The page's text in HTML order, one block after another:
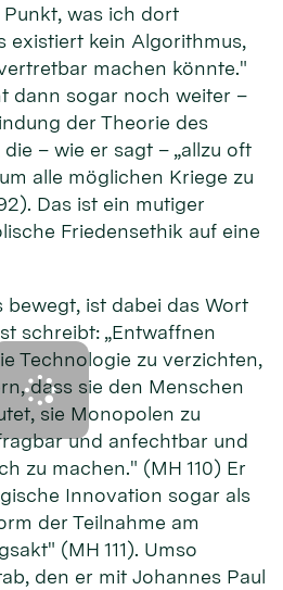
was ich dort
existiert kein Algorithmus,
machen könnte."
dann sogar noch weiter –
der Theorie des
– wie er sagt – „allzu oft
alle möglichen Kriege zu
Das ist ein mutiger
Friedensethik auf eine
bewegt, ist dabei das Wort
schreibt: „Entwaffnen
Technologie zu verzichten,
dass sie den Menschen
sie Monopolen zu
und anfechtbar und
zu machen." (MH 110) Er
Innovation sogar als
der Teilnahme am
(MH 111). Umso
den er mit Johannes Paul